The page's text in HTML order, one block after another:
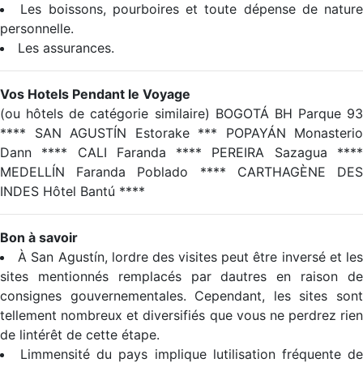
Les boissons, pourboires et toute dépense de nature
personnelle.
Les assurances.
Vos Hotels Pendant le Voyage
(ou hôtels de catégorie similaire) BOGOTÁ BH Parque 93
**** SAN AGUSTÍN Estorake *** POPAYÁN Monasterio
Dann **** CALI Faranda **** PEREIRA Sazagua ****
MEDELLÍN Faranda Poblado **** CARTHAGÈNE DES
INDES Hôtel Bantú ****
Bon à savoir
À San Agustín, lordre des visites peut être inversé et les
sites mentionnés remplacés par dautres en raison de
consignes gouvernementales. Cependant, les sites sont
tellement nombreux et diversifiés que vous ne perdrez rien
de lintérêt de cette étape.
Limmensité du pays implique lutilisation fréquente de